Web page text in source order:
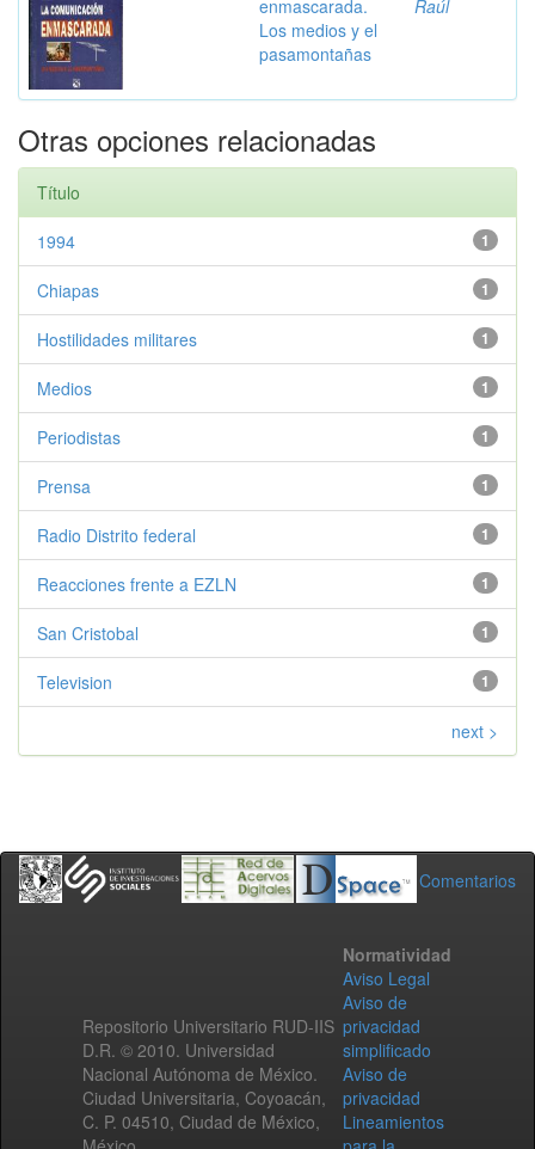
enmascarada.
Los medios y el
pasamontañas
Raúl
Otras opciones relacionadas
Título
1
1994
1
Chiapas
1
Hostilidades militares
1
Medios
1
Periodistas
1
Prensa
1
Radio Distrito federal
1
Reacciones frente a EZLN
1
San Cristobal
1
Television
next >
Comentarios
Repositorio Universitario RUD-IIS
D.R. © 2010. Universidad
Nacional Autónoma de México.
Ciudad Universitaria, Coyoacán,
C. P. 04510, Ciudad de México,
Normatividad
Aviso Legal
Aviso de
privacidad
simplificado
Aviso de
privacidad
Lineamientos